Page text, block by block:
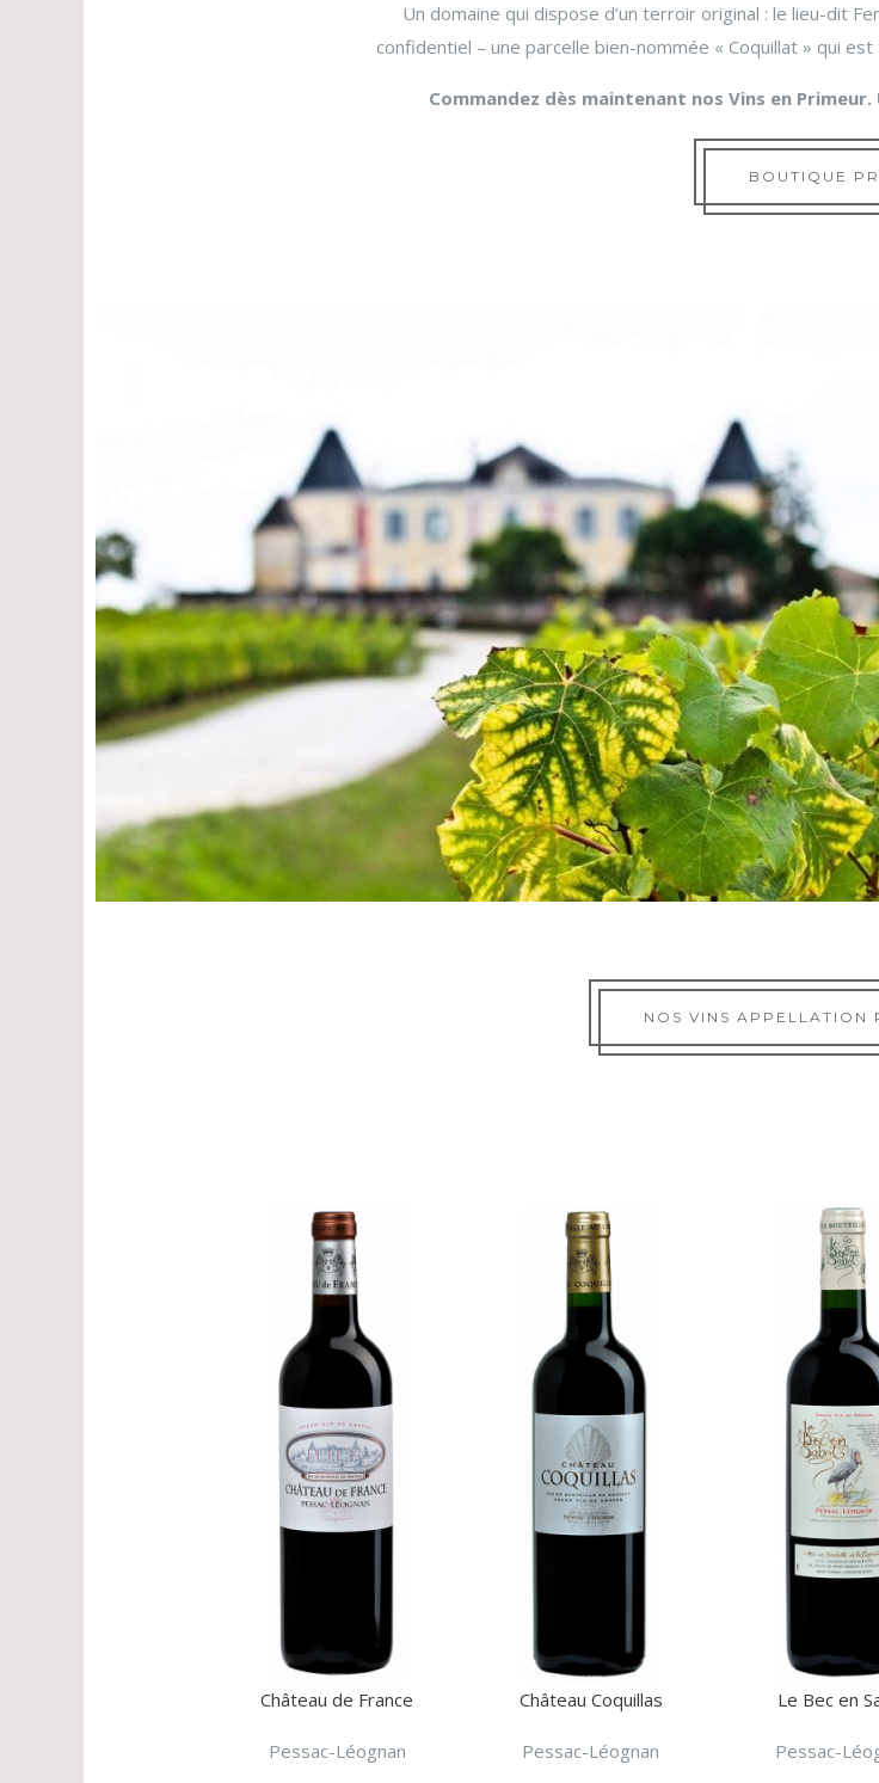
Un domaine qui dispose d’un terroir original : le lieu-dit
confidentiel – une parcelle bien-nommée « Coquillat » qui
Commandez dès maintenant nos Vins en
BOUTIQUE
NOS VINS APPELLATION
Château de France
Pessac-Léognan
Château Coquillas
Pessac-Léognan
Le Bec en
Pessac-